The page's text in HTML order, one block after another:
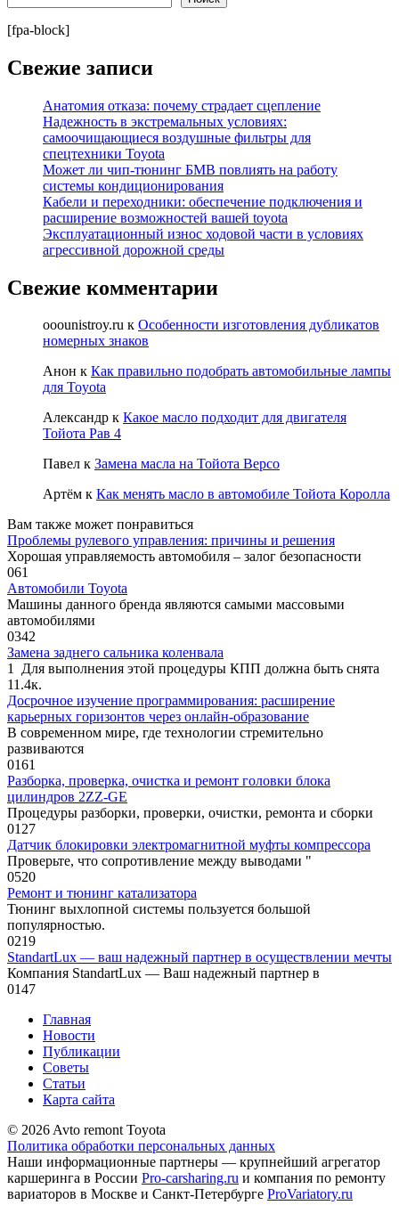
[fpa-block]
Свежие записи
Анатомия отказа: почему страдает сцепление
Надежность в экстремальных условиях:
самоочищающиеся воздушные фильтры для
спецтехники Toyota
Может ли чип-тюнинг БМВ повлиять на работу
системы кондиционирования
Кабели и переходники: обеспечение подключения и
расширение возможностей вашей toyota
Эксплуатационный износ ходовой части в условиях
агрессивной дорожной среды
Свежие комментарии
ooounistroy.ru к Особенности изготовления дубликатов
номерных знаков
Анон к Как правильно подобрать автомобильные лампы
для Toyota
Александр к Какое масло подходит для двигателя
Тойота Рав 4
Павел к Замена масла на Тойота Версо
Артём к Как менять масло в автомобиле Тойота Королла
Вам также может понравиться
Проблемы рулевого управления: причины и решения
Хорошая управляемость автомобиля – залог безопасности
061
Автомобили Toyota
Машины данного бренда являются самыми массовыми
автомобилями
0342
Замена заднего сальника коленвала
1 Для выполнения этой процедуры КПП должна быть снята
11.4к.
Досрочное изучение программирования: расширение
карьерных горизонтов через онлайн-образование
В современном мире, где технологии стремительно
развиваются
0161
Разборка, проверка, очистка и ремонт головки блока
цилиндров 2ZZ-GE
Процедуры разборки, проверки, очи­стки, ремонта и сборки
0127
Датчик блокировки электромагнитной муфты компрессора
Проверьте, что сопротивление между выводами "
0520
Ремонт и тюнинг катализатора
Тюнинг выхлопной системы пользуется большой
популярностью.
0219
StandartLux — ваш надежный партнер в осуществлении мечты
Компания StandartLux — Ваш надежный партнер в
0147
Главная
Новости
Публикации
Советы
Статьи
Карта сайта
© 2026 Avto remont Toyota
Политика обработки персональных данных
Наши информационные партнеры — крупнейший агрегатор
каршеринга в России Pro-carsharing.ru и компания по ремонту
вариаторов в Москве и Санкт-Петербурге ProVariatory.ru